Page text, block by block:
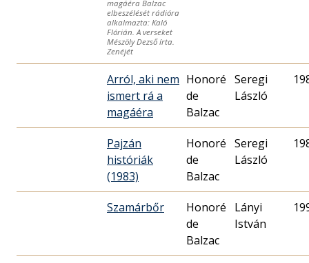
magáéra Balzac
elbeszélését rádióra
alkalmazta: Kaló
Flórián. A verseket
Mészöly Dezső írta.
Zenéjét
Arról, aki nem
ismert rá a
magáéra
Honoré
de
Balzac
Seregi
László
Pajzán
históriák
(1983)
Honoré
de
Balzac
Seregi
László
Szamárbőr
Honoré
de
Balzac
Lányi
István